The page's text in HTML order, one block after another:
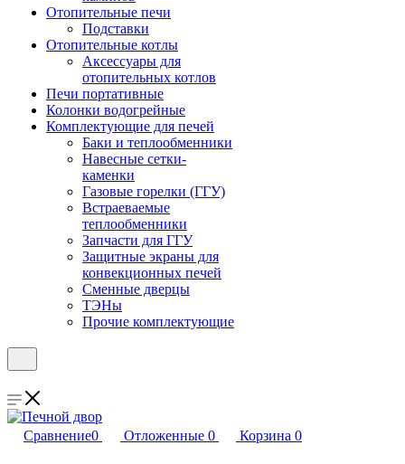
Отопительные печи
Подставки
Отопительные котлы
Аксессуары для
отопительных котлов
Печи портативные
Колонки водогрейные
Комплектующие для печей
Баки и теплообменники
Навесные сетки-
каменки
Газовые горелки (ГГУ)
Встраеваемые
теплообменники
Запчасти для ГГУ
Защитные экраны для
конвекционных печей
Сменные дверцы
ТЭНы
Прочие комплектующие
Сравнение0 Отложенные 0 Корзина 0